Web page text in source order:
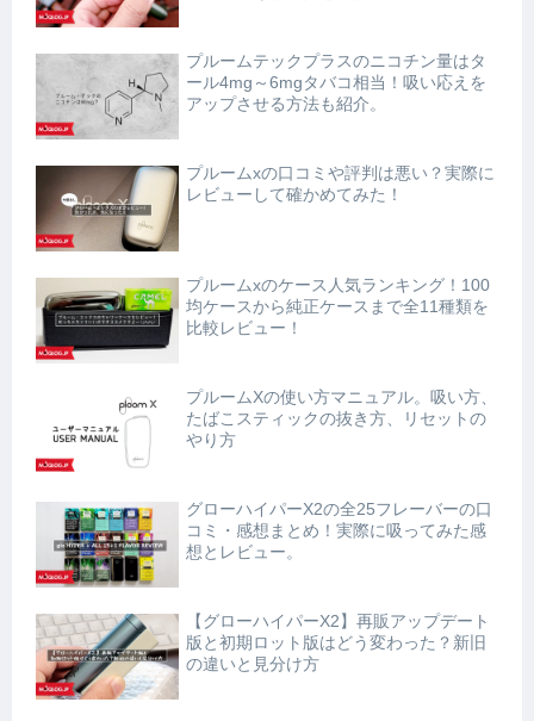
プルームテックプラスのニコチン量はタ
ール4mg～6mgタバコ相当！吸い応えを
アップさせる方法も紹介。
プルームxの口コミや評判は悪い？実際に
レビューして確かめてみた！
プルームxのケース人気ランキング！100
均ケースから純正ケースまで全11種類を
比較レビュー！
プルームXの使い方マニュアル。吸い方、
たばこスティックの抜き方、リセットの
やり方
グローハイパーX2の全25フレーバーの口
コミ・感想まとめ！実際に吸ってみた感
想とレビュー。
【グローハイパーX2】再販アップデート
版と初期ロット版はどう変わった？新旧
の違いと見分け方